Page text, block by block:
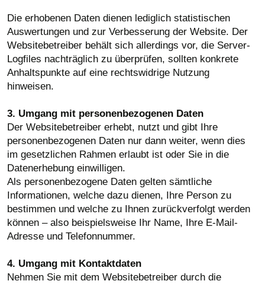
Die erhobenen Daten dienen lediglich statistischen
Auswertungen und zur Verbesserung der Website. Der
Websitebetreiber behält sich allerdings vor, die Server-
Logfiles nachträglich zu überprüfen, sollten konkrete
Anhaltspunkte auf eine rechtswidrige Nutzung
hinweisen.
3. Umgang mit personenbezogenen Daten
Der Websitebetreiber erhebt, nutzt und gibt Ihre
personenbezogenen Daten nur dann weiter, wenn dies
im gesetzlichen Rahmen erlaubt ist oder Sie in die
Datenerhebung einwilligen.
Als personenbezogene Daten gelten sämtliche
Informationen, welche dazu dienen, Ihre Person zu
bestimmen und welche zu Ihnen zurückverfolgt werden
können – also beispielsweise Ihr Name, Ihre E-Mail-
Adresse und Telefonnummer.
4. Umgang mit Kontaktdaten
Nehmen Sie mit dem Websitebetreiber durch die